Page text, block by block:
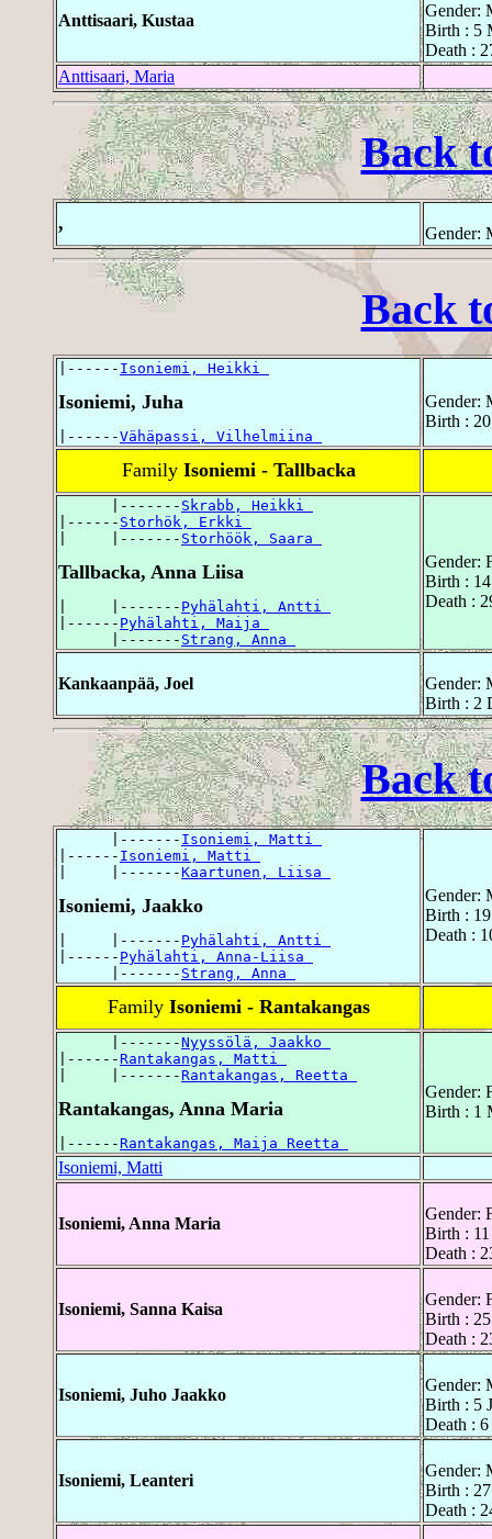
Anttisaari, Kustaa
Gender:
Birth : 5
Death :
Anttisaari, Maria
Back
, Gender:
Back
|------ Isoniemi, Heikki
Isoniemi, Juha
|------Vähäpassi, Vilhelmiina
Gender:
Birth :
Family Isoniemi - Tallbacka
      |-------
Skrabb, Heikki
|------ Storhök, Erkki
|     |------- Storhöök, Saara
Tallbacka, Anna Liisa
|     |------- Pyhälahti, Antti
|------ Pyhälahti, Maija
      |-------
Strang, Anna
Gender:
Birth :
Death :
Kankaanpää, Joel
Gender:
Birth : 2
Back
      |-------
Isoniemi, Matti
|------ Isoniemi, Matti
|     |-------Kaartunen, Liisa
Isoniemi, Jaakko
|     |------- Pyhälahti, Antti
|------ Pyhälahti, Anna-Liisa
      |-------
Strang, Anna
Gender:
Birth :
Death :
Family Isoniemi - Rantakangas
      |-------
Nyyssölä, Jaakko
|------Rantakangas, Matti
|     |-------Rantakangas, Reetta
Rantakangas, Anna Maria
|------Rantakangas, Maija Reetta
Gender:
Birth : 1
Isoniemi, Matti
Isoniemi, Anna Maria
Gender:
Birth :
Death :
Isoniemi, Sanna Kaisa
Gender:
Birth :
Death :
Isoniemi, Juho Jaakko
Gender:
Birth : 5
Death :
Isoniemi, Leanteri
Gender:
Birth :
Death :